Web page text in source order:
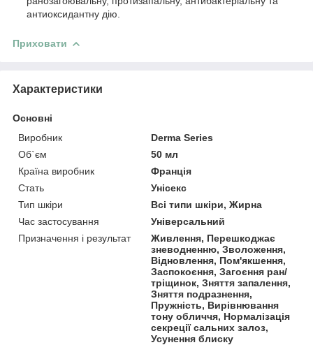
антиоксидантну дію.
Приховати
Характеристики
Основні
Виробник
Derma Series
Об`єм
50 мл
Країна виробник
Франція
Стать
Унісекс
Тип шкіри
Всі типи шкіри, Жирна
Час застосування
Універсальний
Призначення і результат
Живлення, Перешкоджає
зневодненню, Зволоження,
Відновлення, Пом'якшення,
Заспокоєння, Загоєння ран/
тріщинок, Зняття запалення,
Зняття подразнення,
Пружність, Вирівнювання
тону обличчя, Нормалізація
секреції сальних залоз,
Усунення блиску